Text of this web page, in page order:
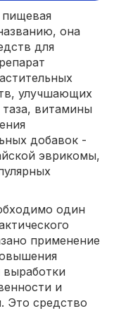
она
для
улучшающих
витамины
добавок -
эврикомы,
один
применение
и
Это средство